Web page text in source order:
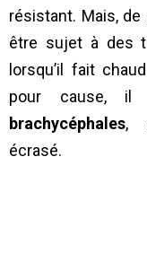
résistant. Mais,
être sujet à des
lorsqu’il fait
pour cause,
brachycéphales,
écrasé.